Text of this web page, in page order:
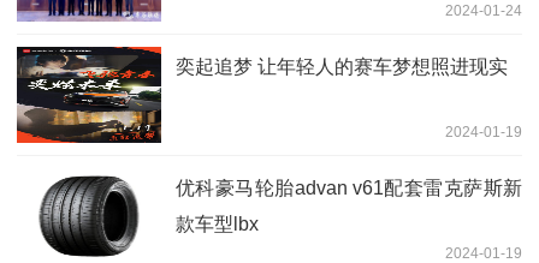
2024-01-24
奕起追梦 让年轻人的赛车梦想照进现实
2024-01-19
优科豪马轮胎advan v61配套雷克萨斯新
款车型lbx
2024-01-19